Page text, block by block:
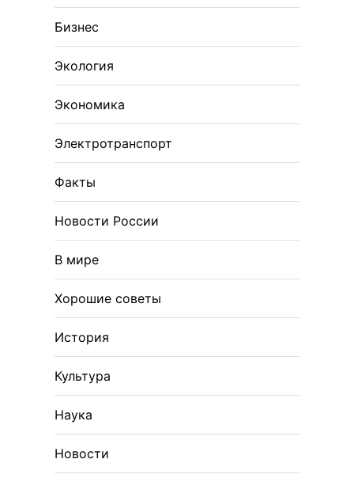
Бизнес
Экология
Экономика
Электротранспорт
Факты
Новости России
В мире
Хорошие советы
История
Культура
Наука
Новости